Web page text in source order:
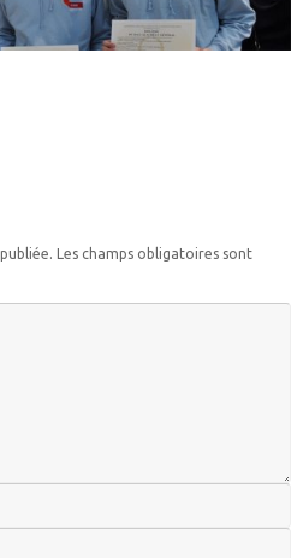
Les champs obligatoires sont